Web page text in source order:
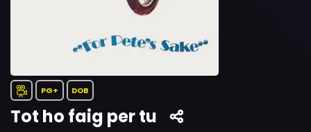
PG+ DOB
Tot ho faig per tu